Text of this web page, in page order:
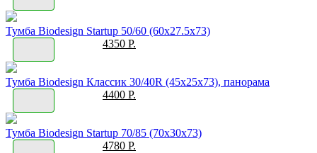
Тумба Biodesign Startup 50/60 (60x27.5x73)
4350 Р.
Тумба Biodesign Классик 30/40R (45х25х73), панорама
4400 Р.
Тумба Biodesign Startup 70/85 (70x30x73)
4780 Р.